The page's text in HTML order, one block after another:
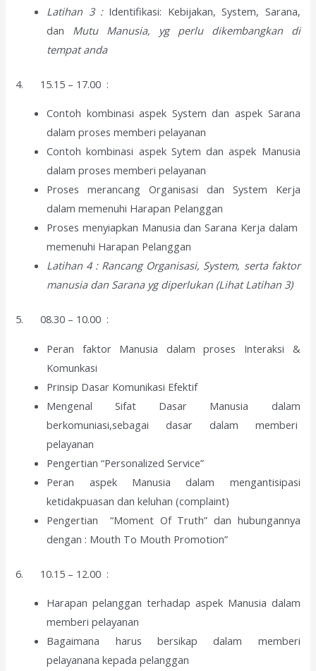
Latihan 3 :Identifikasi: Kebijakan, System, Sarana,
dan Mutu Manusia, yg perlu dikembangkan di
tempat anda
4. 15.15 – 17.00 :
Contoh kombinasi aspek System dan aspek Sarana
dalam proses memberi pelayanan
Contoh kombinasi aspek Sytem dan aspek Manusia
dalam proses memberi pelayanan
Proses merancang Organisasi dan System Kerja
dalam memenuhi Harapan Pelanggan
Proses menyiapkan Manusia dan Sarana Kerja dalam
memenuhi Harapan Pelanggan
Latihan 4 : Rancang Organisasi, System, serta faktor
manusia dan Sarana yg diperlukan (Lihat Latihan 3)
5. 08.30 – 10.00 :
Peran faktor Manusia dalam proses Interaksi &
Komunkasi
Prinsip Dasar Komunikasi Efektif
Mengenal Sifat Dasar Manusia dalam
berkomuniasi,sebagai dasar dalam memberi
pelayanan
Pengertian “Personalized Service”
Peran aspek Manusia dalam mengantisipasi
ketidakpuasan dan keluhan (complaint)
Pengertian “Moment Of Truth” dan hubungannya
dengan : Mouth To Mouth Promotion”
6. 10.15 – 12.00 :
Harapan pelanggan terhadap aspek Manusia dalam
memberi pelayanan
Bagaimana harus bersikap dalam memberi
pelayanana kepada pelanggan